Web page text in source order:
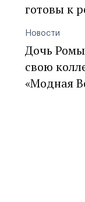
готовы к
Новости
Дочь
свою
«Модная